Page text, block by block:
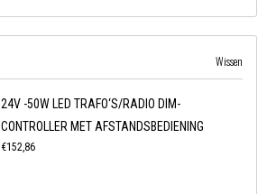
Wissen
24V -50W LED TRAFO‘S/RADIO DIM-
CONTROLLER MET AFSTANDSBEDIENING
€152,86